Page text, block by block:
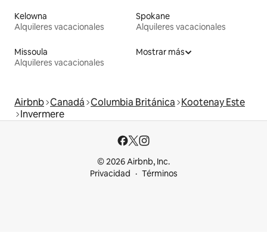
Kelowna
Alquileres vacacionales
Spokane
Alquileres vacacionales
Missoula
Alquileres vacacionales
Mostrar más
Airbnb Canadá Columbia Británica Kootenay Este
Invermere
© 2026 Airbnb, Inc.
Privacidad
Términos